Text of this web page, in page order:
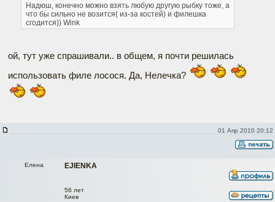
Надюш, конечно можно взять любую другую рыбку тоже, а
что бы сильно не возится( из-за костей) и филешка
сгодится)) Wink
ой, тут уже спрашивали.. в общем, я почти решилась
использовать филе лосося. Да, Нелечка?
01 Апр 2010 20:12
EJIENKA
Елена
56 лет
Киев